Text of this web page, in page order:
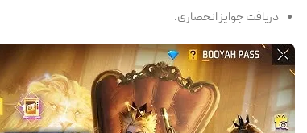
دریافت جوایز انحصاری.